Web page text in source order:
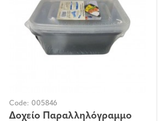
Code: 005846
Δοχείο Παραλληλόγραμμο